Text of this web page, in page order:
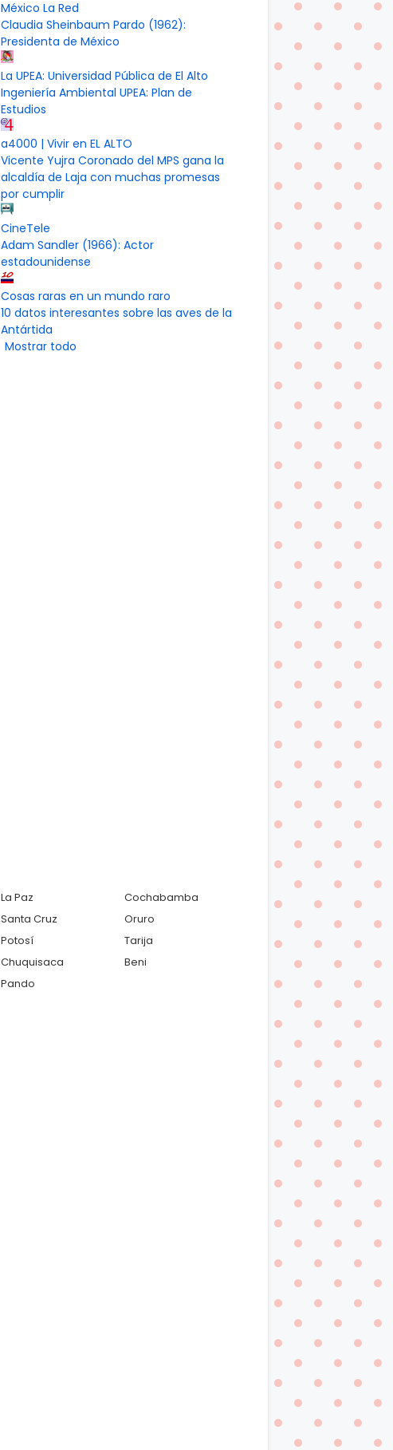
México La Red
Claudia Sheinbaum Pardo (1962):
Presidenta de México
La UPEA: Universidad Pública de El Alto
Ingeniería Ambiental UPEA: Plan de
Estudios
a4000 | Vivir en EL ALTO
Vicente Yujra Coronado del MPS gana la
alcaldía de Laja con muchas promesas
por cumplir
CineTele
Adam Sandler (1966): Actor
estadounidense
Cosas raras en un mundo raro
10 datos interesantes sobre las aves de la
Antártida
Mostrar todo
La Paz
Cochabamba
Santa Cruz
Oruro
Potosí
Tarija
Chuquisaca
Beni
Pando